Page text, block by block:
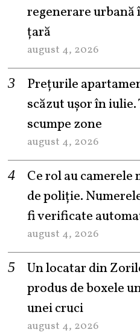
regenerare urbană
țară
august 4, 2026
Prețurile
scăzut ușor în
scumpe zone
august 4, 2026
Ce rol au camerele
de poliție.
fi verificate
august 4, 2026
Un locatar din
produs de boxele
unei cruci
august 4, 2026